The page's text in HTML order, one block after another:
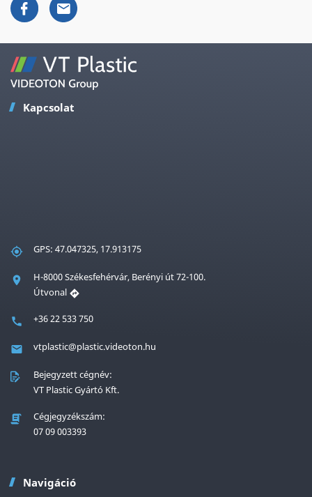
Kapcsolat
GPS: 47.047325, 17.913175
H-8000 Székesfehérvár, Berényi út 72-100.
Útvonal
+36 22 533 750
vtplastic@plastic.videoton.hu
Bejegyzett cégnév:
VT Plastic Gyártó Kft.
Cégjegyzékszám:
07 09 003393
Navigáció